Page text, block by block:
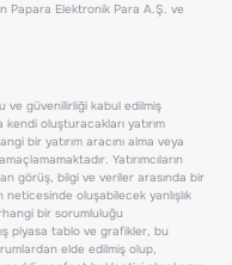
Papara Elektronik Para A.Ş. ve
ve güvenilirliği kabul edilmiş
kendi oluşturacakları yatırım
bir yatırım aracını alma veya
Yatırımcıların
görüş, bilgi ve veriler arasında bir
oluşabilecek yanlışlık
bir sorumluluğu
piyasa tablo ve grafikler, bu
elde edilmiş olup,